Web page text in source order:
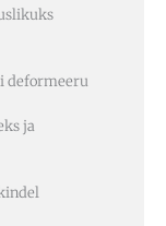
deformeeru
ja